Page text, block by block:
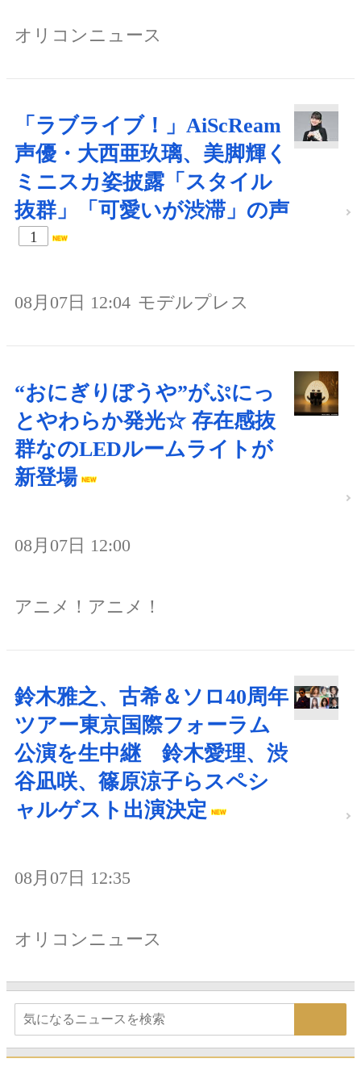
オリコンニュース
「ラブライブ！」AiScReam
声優・大西亜玖璃、美脚輝く
ミニスカ姿披露「スタイル
抜群」「可愛いが渋滞」の声
1
08月07日 12:04 モデルプレス
“おにぎりぼうや”がぷにっ
とやわらか発光☆ 存在感抜
群なのLEDルームライトが
新登場
08月07日 12:00
アニメ！アニメ！
鈴木雅之、古希＆ソロ40周年
ツアー東京国際フォーラム
公演を生中継 鈴木愛理、渋
谷凪咲、篠原涼子らスペシ
ャルゲスト出演決定
08月07日 12:35
オリコンニュース